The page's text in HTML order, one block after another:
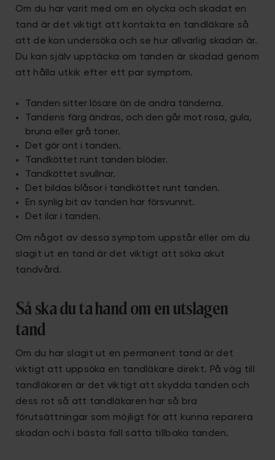
Om du har varit med om en olycka och skadat en
tand är det viktigt att kontakta en tandläkare så
att de kan undersöka och se hur allvarlig skadan är.
Du kan själv upptäcka om tanden är skadad genom
att hålla utkik efter ett par symptom.
Tanden sitter lösare än de andra tänderna.
Tandens färg ändras, och den går mot rosa, gula,
bruna eller grå toner.
Det gör ont i tanden.
Tandköttet runt tanden blöder.
Tandköttet svullnar.
Det bildas blåsor i tandköttet runt tanden.
En synlig bit av tanden har försvunnit.
Det ilar i tanden.
Om något av dessa symptom uppstår eller om du
slagit ut en tand är det viktigt att söka akut
tandvård.
Så ska du ta hand om en utslagen
tand
Om du har slagit ut en permanent tand är det
viktigt att uppsöka en tandläkare direkt. På väg till
tandläkaren är det viktigt att skydda tanden och
dess rot så att tandläkaren har så bra
förutsättningar som möjligt för att kunna reparera
skadan och i bästa fall sätta tillbaka tanden.